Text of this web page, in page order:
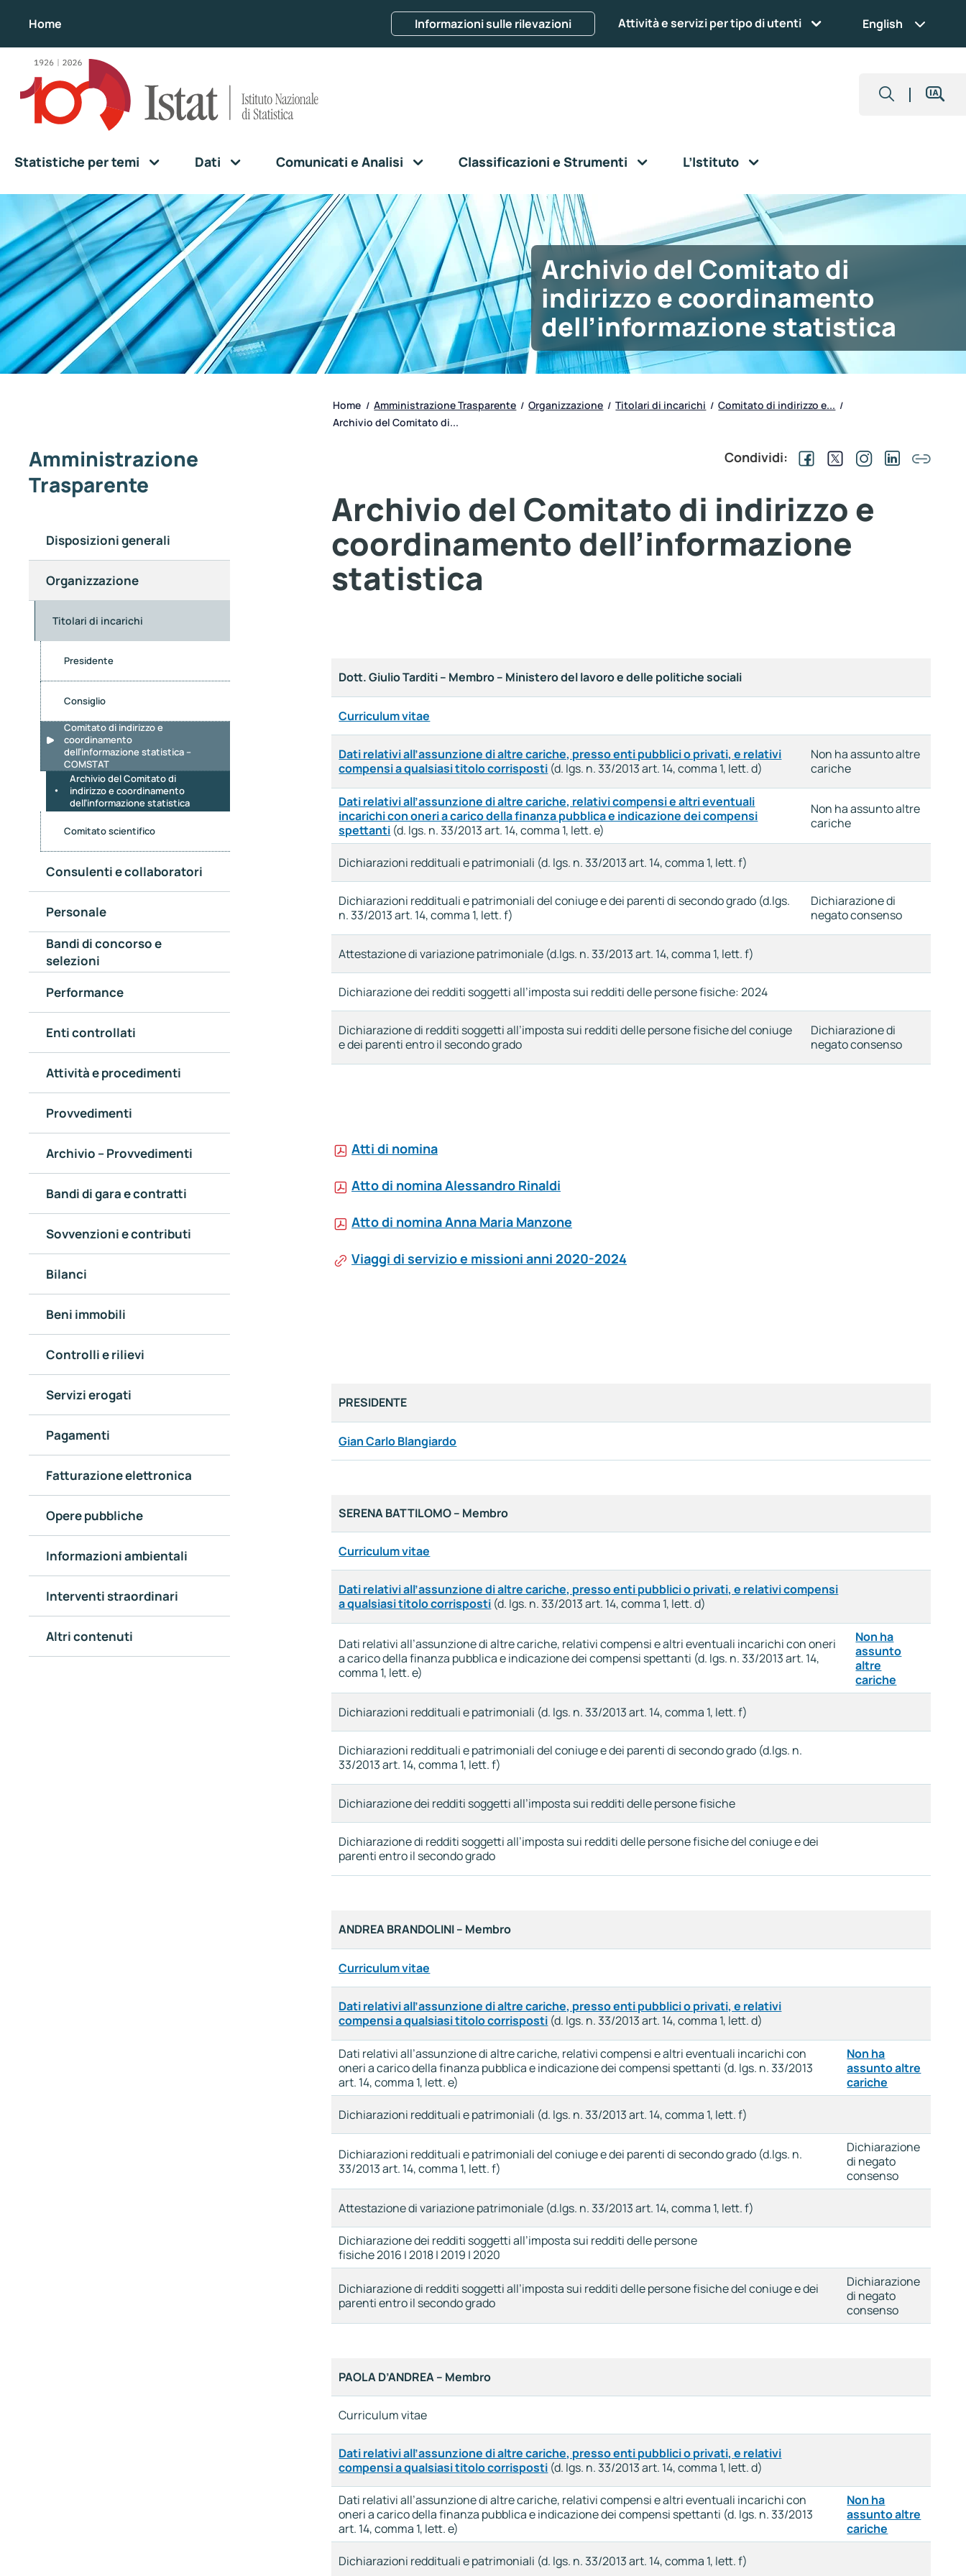
Home Informazioni sulle rilevazioni Attività e servizi per tipo di utenti English
Statistiche per temi Dati Comunicati e Analisi Classificazioni e Strumenti L’Istituto
Archivio del Comitato di
indirizzo e coordinamento
dell’informazione statistica
Amministrazione
Trasparente
Disposizioni generali
Organizzazione
Titolari di incarichi
Presidente
Consiglio
Comitato di indirizzo e
coordinamento
dell’informazione statistica –
COMSTAT
Archivio del Comitato di
indirizzo e coordinamento
dell’informazione statistica
Comitato scientifico
Consulenti e collaboratori
Personale
Bandi di concorso e
selezioni
Performance
Enti controllati
Attività e procedimenti
Provvedimenti
Archivio – Provvedimenti
Bandi di gara e contratti
Sovvenzioni e contributi
Bilanci
Beni immobili
Controlli e rilievi
Servizi erogati
Pagamenti
Fatturazione elettronica
Opere pubbliche
Informazioni ambientali
Interventi straordinari
Altri contenuti
Home / Amministrazione Trasparente / Organizzazione / Titolari di incarichi / Comitato di indirizzo e... /
Archivio del Comitato di...
Condividi:
Archivio del Comitato di indirizzo e
coordinamento dell’informazione
statistica
Dott. Giulio Tarditi – Membro – Ministero del lavoro e delle politiche sociali
Curriculum vitae
Dati relativi all’assunzione di altre cariche, presso enti pubblici o privati, e relativi
compensi a qualsiasi titolo corrisposti (d. lgs. n. 33/2013 art. 14, comma 1, lett. d)
Non ha assunto altre
cariche
Dati relativi all’assunzione di altre cariche, relativi compensi e altri eventuali
incarichi con oneri a carico della finanza pubblica e indicazione dei compensi
spettanti (d. lgs. n. 33/2013 art. 14, comma 1, lett. e)
Non ha assunto altre
cariche
Dichiarazioni reddituali e patrimoniali (d. lgs. n. 33/2013 art. 14, comma 1, lett. f)
Dichiarazioni reddituali e patrimoniali del coniuge e dei parenti di secondo grado (d.lgs.
n. 33/2013 art. 14, comma 1, lett. f)
Dichiarazione di
negato consenso
Attestazione di variazione patrimoniale (d.lgs. n. 33/2013 art. 14, comma 1, lett. f)
Dichiarazione dei redditi soggetti all’imposta sui redditi delle persone fisiche: 2024
Dichiarazione di redditi soggetti all’imposta sui redditi delle persone fisiche del coniuge
e dei parenti entro il secondo grado
Dichiarazione di
negato consenso
Atti di nomina
Atto di nomina Alessandro Rinaldi
Atto di nomina Anna Maria Manzone
Viaggi di servizio e missioni anni 2020-2024
PRESIDENTE
Gian Carlo Blangiardo
SERENA BATTILOMO – Membro
Curriculum vitae
Dati relativi all’assunzione di altre cariche, presso enti pubblici o privati, e relativi compensi
a qualsiasi titolo corrisposti (d. lgs. n. 33/2013 art. 14, comma 1, lett. d)
Dati relativi all’assunzione di altre cariche, relativi compensi e altri eventuali incarichi con oneri
a carico della finanza pubblica e indicazione dei compensi spettanti (d. lgs. n. 33/2013 art. 14,
comma 1, lett. e)
Non ha
assunto
altre
cariche
Dichiarazioni reddituali e patrimoniali (d. lgs. n. 33/2013 art. 14, comma 1, lett. f)
Dichiarazioni reddituali e patrimoniali del coniuge e dei parenti di secondo grado (d.lgs. n.
33/2013 art. 14, comma 1, lett. f)
Dichiarazione dei redditi soggetti all’imposta sui redditi delle persone fisiche
Dichiarazione di redditi soggetti all’imposta sui redditi delle persone fisiche del coniuge e dei
parenti entro il secondo grado
ANDREA BRANDOLINI – Membro
Curriculum vitae
Dati relativi all’assunzione di altre cariche, presso enti pubblici o privati, e relativi
compensi a qualsiasi titolo corrisposti (d. lgs. n. 33/2013 art. 14, comma 1, lett. d)
Dati relativi all’assunzione di altre cariche, relativi compensi e altri eventuali incarichi con
oneri a carico della finanza pubblica e indicazione dei compensi spettanti (d. lgs. n. 33/2013
art. 14, comma 1, lett. e)
Non ha
assunto altre
cariche
Dichiarazioni reddituali e patrimoniali (d. lgs. n. 33/2013 art. 14, comma 1, lett. f)
Dichiarazioni reddituali e patrimoniali del coniuge e dei parenti di secondo grado (d.lgs. n.
33/2013 art. 14, comma 1, lett. f)
Dichiarazione
di negato
consenso
Attestazione di variazione patrimoniale (d.lgs. n. 33/2013 art. 14, comma 1, lett. f)
Dichiarazione dei redditi soggetti all’imposta sui redditi delle persone
fisiche 2016 | 2018 | 2019 | 2020
Dichiarazione di redditi soggetti all’imposta sui redditi delle persone fisiche del coniuge e dei
parenti entro il secondo grado
Dichiarazione
di negato
consenso
PAOLA D’ANDREA – Membro
Curriculum vitae
Dati relativi all’assunzione di altre cariche, presso enti pubblici o privati, e relativi
compensi a qualsiasi titolo corrisposti (d. lgs. n. 33/2013 art. 14, comma 1, lett. d)
Dati relativi all’assunzione di altre cariche, relativi compensi e altri eventuali incarichi con
oneri a carico della finanza pubblica e indicazione dei compensi spettanti (d. lgs. n. 33/2013
art. 14, comma 1, lett. e)
Non ha
assunto altre
cariche
Dichiarazioni reddituali e patrimoniali (d. lgs. n. 33/2013 art. 14, comma 1, lett. f)